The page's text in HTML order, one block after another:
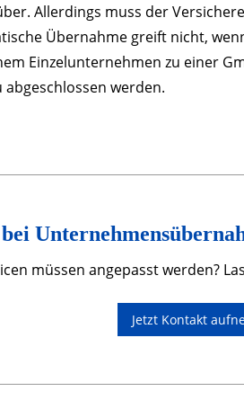
Allerdings muss der
Übernahme greift nicht,
Einzelunternehmen zu einer
werden.
müssen angepasst werden?
Jetzt Kontakt